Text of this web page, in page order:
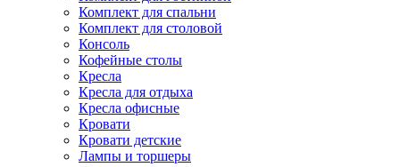
Комплект для спальни
Комплект для столовой
Консоль
Кофейные столы
Кресла
Кресла для отдыха
Кресла офисные
Кровати
Кровати детские
Лампы и торшеры